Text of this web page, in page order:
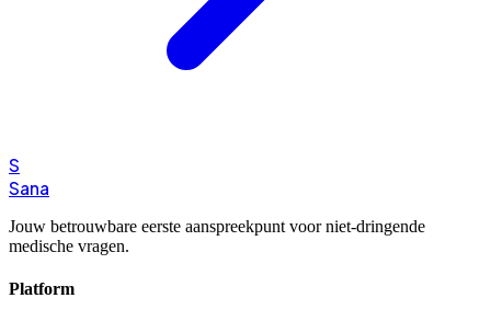
S
Sana
Jouw betrouwbare eerste aanspreekpunt voor niet-dringende
medische vragen.
Platform